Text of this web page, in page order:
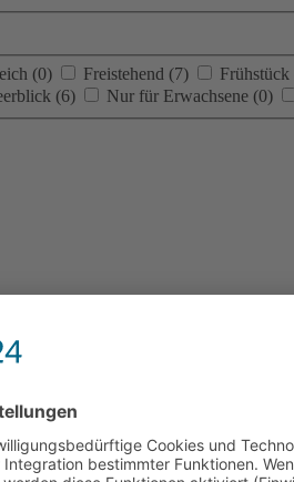
(0) Freistehend (7) Frühstück
(6) Nur für Erwachsene (0)